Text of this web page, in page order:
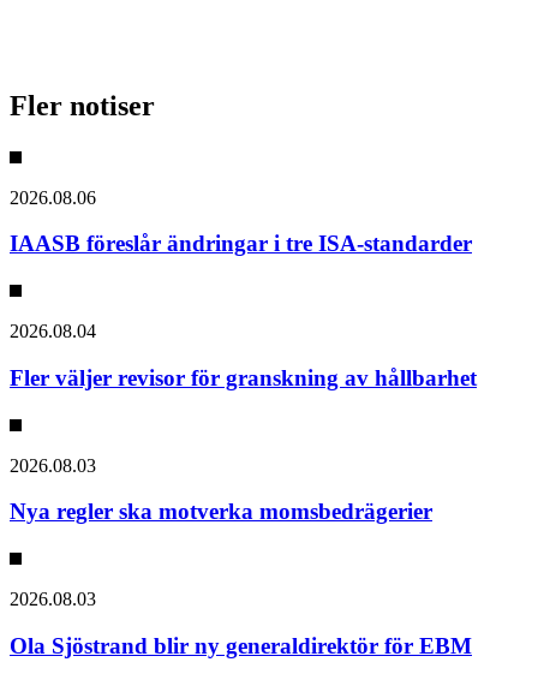
Fler notiser
2026.08.06
IAASB föreslår ändringar i tre ISA-standarder
2026.08.04
Fler väljer revisor för granskning av hållbarhet
2026.08.03
Nya regler ska motverka momsbedrägerier
2026.08.03
Ola Sjöstrand blir ny generaldirektör för EBM